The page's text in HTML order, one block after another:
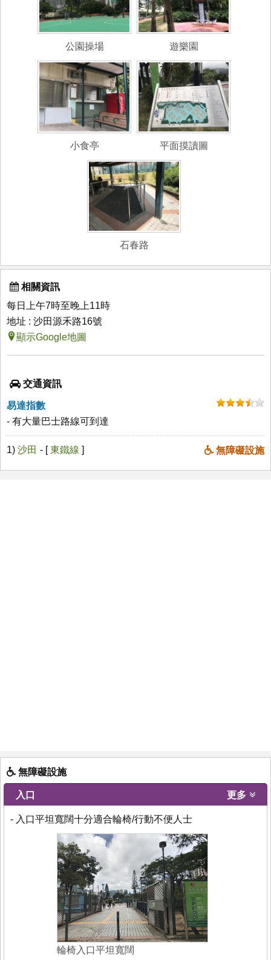
公園操場 遊樂園
小食亭 平面摸讀圖
石春路
相關資訊
每日上午7時至晚上11時
地址 : 沙田源禾路16號
顯示Google地圖
交通資訊
易達指數
- 有大量巴士路線可到達
1) 沙田 無障礙設施
- [東鐵線 ]
無障礙設施
入口 更多
- 入口平坦寬闊十分適合輪椅/行動不便人士
輪椅入口平坦寬闊